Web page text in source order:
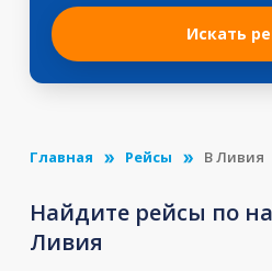
Искать
Главная Рейсы В Ливия
Найдите рейсы по
Ливия